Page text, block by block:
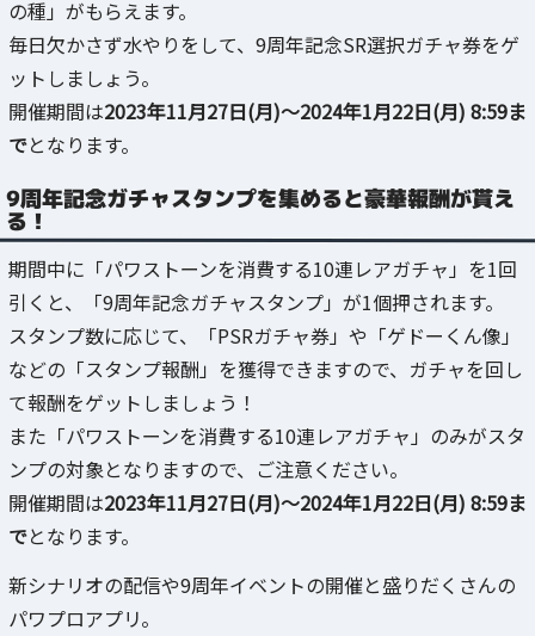
の種」がもらえます。
毎日欠かさず水やりをして、9周年記念SR選択ガチャ券をゲ
ットしましょう。
開催期間は2023年11月27日(月)～2024年1月22日(月) 8:59ま
でとなります。
9周年記念ガチャスタンプを集めると豪華報酬が貰え
る！
期間中に「パワストーンを消費する10連レアガチャ」を1回
引くと、「9周年記念ガチャスタンプ」が1個押されます。
スタンプ数に応じて、「PSRガチャ券」や「ゲドーくん像」
などの「スタンプ報酬」を獲得できますので、ガチャを回し
て報酬をゲットしましょう！
また「パワストーンを消費する10連レアガチャ」のみがスタ
ンプの対象となりますので、ご注意ください。
開催期間は2023年11月27日(月)～2024年1月22日(月) 8:59ま
でとなります。
新シナリオの配信や9周年イベントの開催と盛りだくさんの
パワプロアプリ。